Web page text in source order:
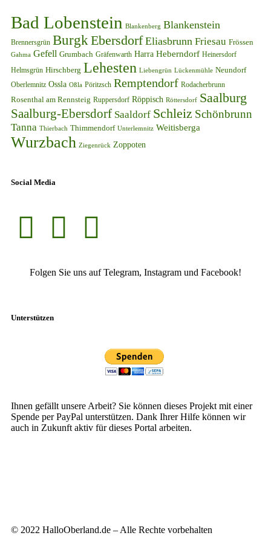
Bad Lobenstein Blankenberg Blankenstein
Brennersgrün BurgkEbersdorf Eliasbrunn Friesau Frössen
Gahma Gefell Grumbach Gräfenwarth Harra Heberndorf Heinersdorf
Helmsgrün Hirschberg Lehesten Liebengrün Lückenmühle Neundorf
Oberlemnitz Ossla Oßla Pöritzsch Remptendorf Rodacherbrunn
Rosenthal am Rennsteig Ruppersdorf Röppisch Röttersdorf Saalburg
Saalburg-Ebersdorf Saaldorf Schleiz Schönbrunn
Tanna Thierbach Thimmendorf Unterlemnitz Weitisberga
Wurzbach Ziegenrück Zoppoten
Social Media
Folgen Sie uns auf Telegram, Instagram und Facebook!
Unterstützen
Ihnen gefällt unsere Arbeit? Sie können dieses Projekt mit einer
Spende per PayPal unterstützen. Dank Ihrer Hilfe können wir
auch in Zukunft aktiv für dieses Portal arbeiten.
© 2022 HalloOberland.de – Alle Rechte vorbehalten